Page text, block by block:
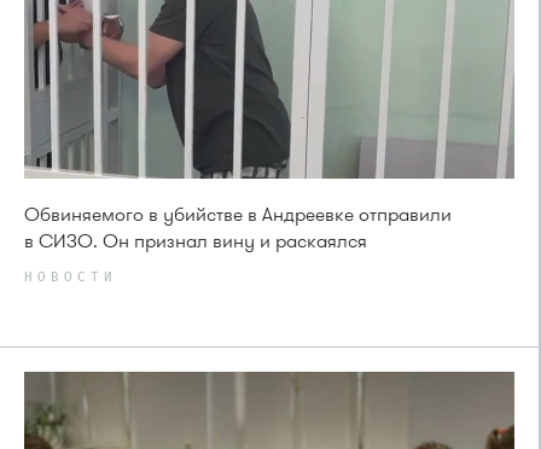
Обвиняемого в убийстве в Андреевке отправили
в СИЗО. Он признал вину и раскаялся
НОВОСТИ